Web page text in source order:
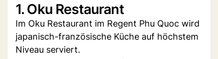
1. Oku Restaurant
Im Oku Restaurant im Regent Phu Quoc wird
japanisch-französische Küche auf höchstem
Niveau serviert.